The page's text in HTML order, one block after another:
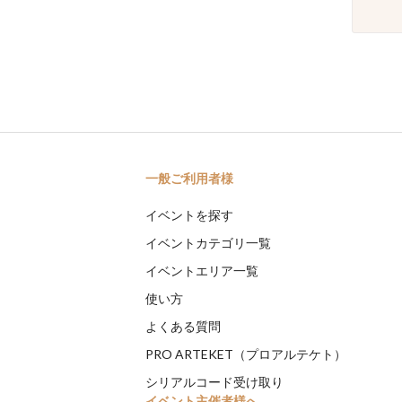
一般ご利用者様
イベントを探す
イベントカテゴリ一覧
イベントエリア一覧
使い方
よくある質問
PRO ARTEKET（プロアルテケト）
シリアルコード受け取り